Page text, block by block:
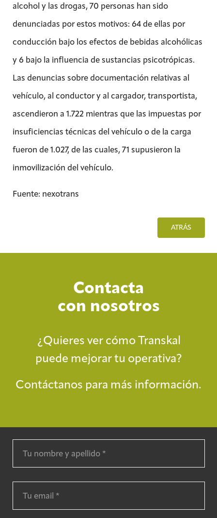
alcohol y las drogas, 70 personas han sido
denunciadas por estos motivos: 64 de ellas por
conducción bajo los efectos de bebidas alcohólicas
y 6 bajo la influencia de sustancias psicotrópicas.
Las denuncias sobre documentación relativas al
vehículo, al conductor y al cargador, transportista,
ascendieron a 1.722 mientras que las impuestas por
insuficiencias técnicas del vehículo o de la carga
fueron de 1.027, de las cuales, 71 supusieron la
inmovilización del vehículo.
Fuente: nexotrans
ATRÁS
Contacta
con nosotros
¿Quieres ver cómo Transkal
puede mejorar tu operativa?
Contáctanos para más información.